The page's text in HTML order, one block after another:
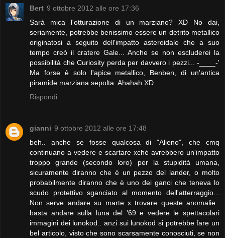
Bert 9 ottobre 2012 alle ore 17:36
Sarà mica l'otturazione di un marziano? XD No dai,
seriamente, potrebbe benissimo essere un detrito metallico
originatosi a seguito dell'impatto asteroidale che a suo
tempo creò il cratere Gale... Anche se non escluderei la
possibilità che Curiosity perda per davvero i pezzi... -____-'
Ma forse è solo l'apice metallico, Benben, di un'antica
piramide marziana sepolta. Ahahah XD
Rispondi
gianni 9 ottobre 2012 alle ore 17:48
beh.. anche se fosse qualcosa di "Alieno", che cmq
continuano a vedere e scartare xchè avrebbero un'impatto
troppo grande (secondo loro) per la stupidità umana,
sicuramente diranno che è un pezzo del lander, o molto
probabilmente diranno che è uno dei ganci che teneva lo
scudo protettivo sganciato al momento dell'atterraggio...
Non serve andare su marte x trovare queste anomalie..
basta andare sulla luna del '69 e vedere le spettacolari
immagini dei lunokod.. anzi sui lunokod si potrebbe fare un
bel articolo, visto che sono scarsamente conosciuti, se non